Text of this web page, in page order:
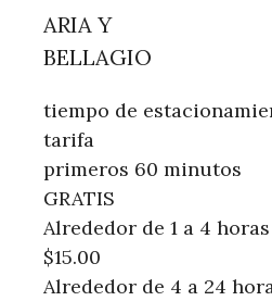
ARIA Y
BELLAGIO
tiempo de
tarifa
primeros 60 minutos
GRATIS
Alrededor de 1 a 4 horas
$15.00
Alrededor de 4 a 24